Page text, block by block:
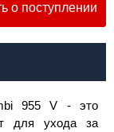
о поступлении
955 V - это
для ухода за